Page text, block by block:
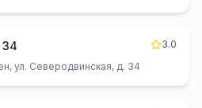
34
3.0
ул. Северодвинская, д. 34